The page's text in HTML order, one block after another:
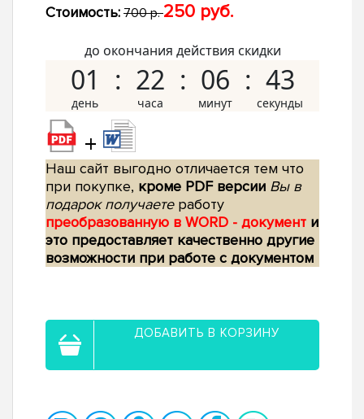
Стоимость: 700 р.250 руб.
до окончания действия скидки
01 22 06 42
+
Наш сайт выгодно отличается тем что
при покупке, кроме PDF версии Вы в
подарок получаетеработу
преобразованную в WORD - документ и
это предоставляет качественно другие
возможности при работе с документом
ДОБАВИТЬ В КОРЗИНУ